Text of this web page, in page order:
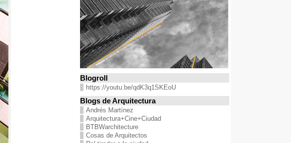
Blogroll
https://youtu.be/qdK3q1SKEoU
Blogs de Arquitectura
Andrés Martínez
Arquitectura+Cine+Ciudad
BTBWarchitecture
Cosas de Arquitectos